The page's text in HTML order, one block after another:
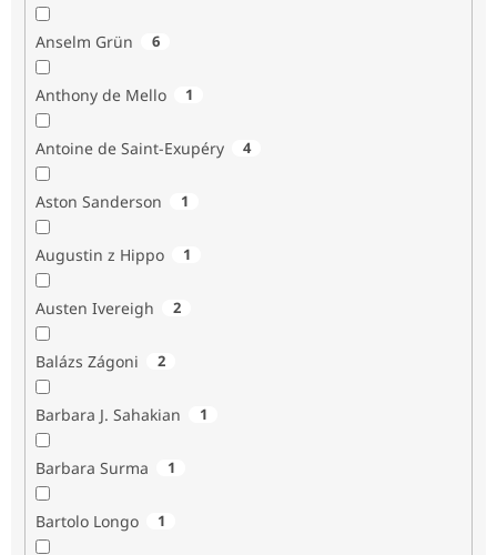
Anselm Grün 6
Anthony de Mello 1
Antoine de Saint-Exupéry 4
Aston Sanderson 1
Augustin z Hippo 1
Austen Ivereigh 2
Balázs Zágoni 2
Barbara J. Sahakian 1
Barbara Surma 1
Bartolo Longo 1